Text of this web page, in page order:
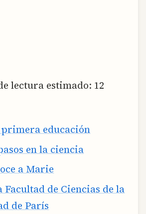
lectura estimado: 12
educación
en la ciencia
a Marie
Facultad de Ciencias de la
de París